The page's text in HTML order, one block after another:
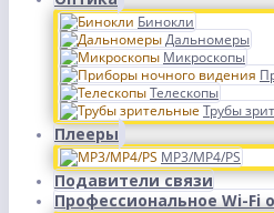
Бинокли
Дальномеры
Микроскопы
Телескопы
Трубы
Плееры
MP3/MP4/PS
Подавители связи
Профессиональное Wi-Fi